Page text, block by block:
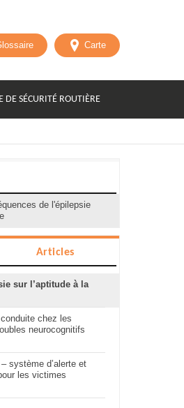
Carte
DE SÉCURITÉ ROUTIÈRE
de l'épilepsie
Articles
sur l’aptitude à la
chez les
neurocognitifs
système d’alerte et
les victimes